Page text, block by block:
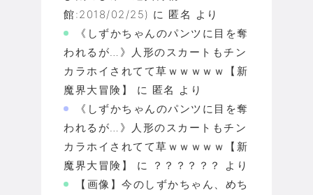
館:2018/02/25) に 匿名 より
《しずかちゃんのパンツに目を奪
われるが…》人形のスカートもチン
カラホイされてて草ｗｗｗｗｗ【新
魔界大冒険】
に 匿名 より
《しずかちゃんのパンツに目を奪
われるが…》人形のスカートもチン
カラホイされてて草ｗｗｗｗｗ【新
魔界大冒険】
に ？？？？？？
より
【画像】今のしずかちゃん、めち